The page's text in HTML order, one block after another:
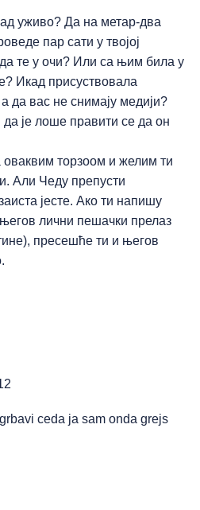
уживо? Да на метар-два
пар сати у твојој
те у очи? Или са њим била у
Икад присуствовала
вас не снимају медији?
да је лоше правити се да он
торзоом и желим ти
Али Чеду препусти
јесте. Ако ти напишу
лични пешачки прелаз
пресешће ти и његов
ceda ja sam onda grejs